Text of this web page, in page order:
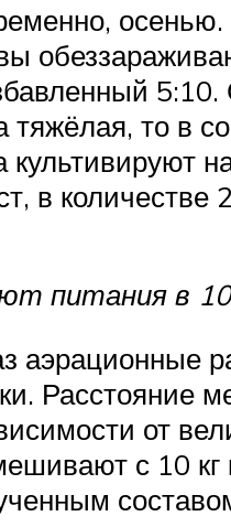
то в
культивируют
в
питания в 10
аэрационные
Расстояние
от
с 10 кг